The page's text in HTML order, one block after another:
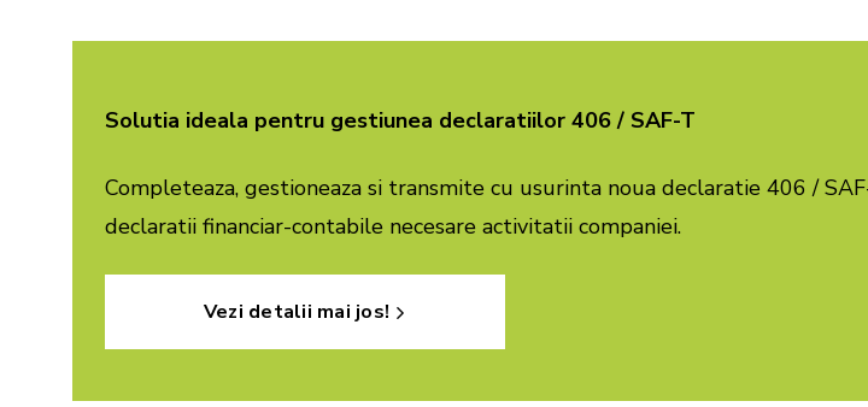
Solutia ideala pentru gestiunea declaratiilor 406 / SAF-T
Completeaza, gestioneaza si transmite cu usurinta noua declaratie 406 /
declaratii financiar-contabile necesare activitatii companiei.
Vezi detalii mai jos!